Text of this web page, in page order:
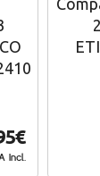
Incl.